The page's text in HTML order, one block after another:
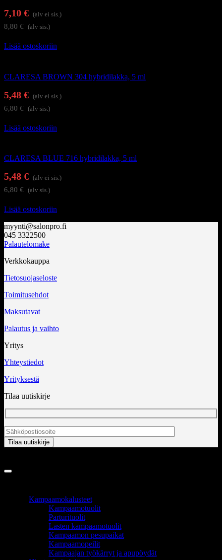
7,10 € (alv ei sis.)
8,80 € (alv sis.)
Lisää ostoskoriin
CLARESA BROWN 304 hybridilakka, 5 ml
5,48 € (alv ei sis.)
6,80 € (alv sis.)
Lisää ostoskoriin
CLARESA BLUE 716 hybridilakka, 5 ml
5,48 € (alv ei sis.)
6,80 € (alv sis.)
Lisää ostoskoriin
myynti@salonpro.fi
045 3322500
Palautelomake
Verkkokauppa
Tietosuojaseloste
Toimitusehdot
Maksutavat
Palautus ja vaihto
Yritys
Yhteystiedot
Yrityksestä
Tilaa uutiskirje
Kampaamokalusteet
Kampaamotuolit
Parturituolit
Lasten kampaamotuolit
Kampaamon pesupaikat
Kampaamopeilit
Kampaajan työkärryt ja apupöydät